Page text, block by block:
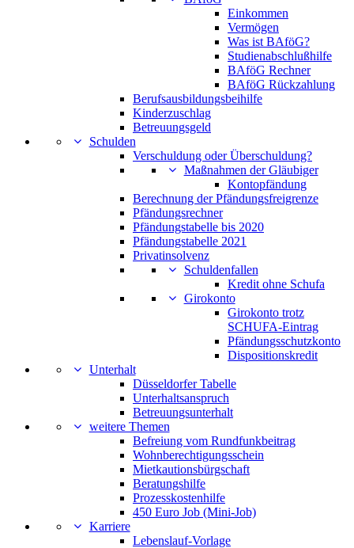
Einkommen
Vermögen
Was ist BAföG?
Studienabschlußhilfe
BAföG Rechner
BAföG Rückzahlung
Berufsausbildungsbeihilfe
Kinderzuschlag
Betreuungsgeld
Schulden
Verschuldung oder Überschuldung?
Maßnahmen der Gläubiger
Kontopfändung
Berechnung der Pfändungsfreigrenze
Pfändungsrechner
Pfändungstabelle bis 2020
Pfändungstabelle 2021
Privatinsolvenz
Schuldenfallen
Kredit ohne Schufa
Girokonto
Girokonto trotz
SCHUFA-Eintrag
Pfändungsschutzkonto
Dispositionskredit
Unterhalt
Düsseldorfer Tabelle
Unterhaltsanspruch
Betreuungsunterhalt
weitere Themen
Befreiung vom Rundfunkbeitrag
Wohnberechtigungsschein
Mietkautionsbürgschaft
Beratungshilfe
Prozesskostenhilfe
450 Euro Job (Mini-Job)
Karriere
Lebenslauf-Vorlage